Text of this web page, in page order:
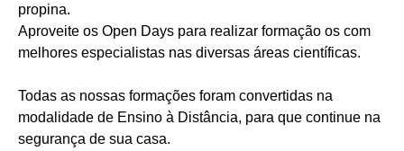
propina.
Aproveite os Open Days para realizar formação os com
melhores especialistas nas diversas áreas científicas.
Todas as nossas formações foram convertidas na
modalidade de Ensino à Distância, para que continue na
segurança de sua casa.